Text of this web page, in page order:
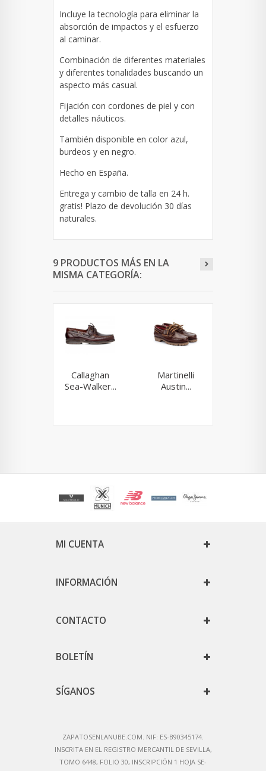
Incluye la tecnología para eliminar la
absorción de impactos y el esfuerzo
al caminar.
Combinación de diferentes materiales
y diferentes tonalidades buscando un
aspecto más casual.
Fijación con cordones de piel y con
detalles náuticos.
También disponible en color azul,
burdeos y en negro.
Hecho en España.
Entrega y cambio de talla en 24 h.
gratis! Plazo de devolución 30 días
naturales.
9 PRODUCTOS MÁS EN LA
MISMA CATEGORÍA:
Callaghan
Sea-Walker...
Martinelli
Austin...
MI CUENTA
INFORMACIÓN
CONTACTO
BOLETÍN
SÍGANOS
ZAPATOSENLANUBE.COM. NIF: ES-B90345174.
INSCRITA EN EL REGISTRO MERCANTIL DE SEVILLA,
TOMO 6448, FOLIO 30, INSCRIPCIÓN 1 HOJA SE-